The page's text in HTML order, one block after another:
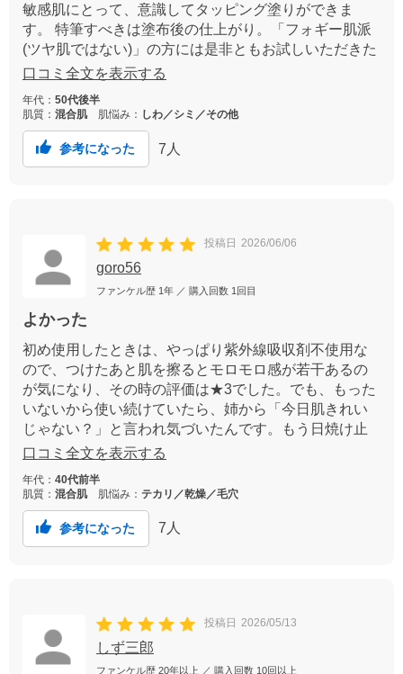
敏感肌にとって、意識してタッピング塗りができま
す。 特筆すべきは塗布後の仕上がり。「フォギー肌派
(ツヤ肌ではない)」の方には是非ともお試しいただきた
い。 薄幕のヴェールをかけたフォギー肌が期待できま
口コミ全文を表示する
年代： 50代後半
肌質： 混合肌 肌悩み： しわ／シミ／その他
参考になった 7 人
投稿日 2026/06/06
goro56
ファンケル歴 1年 ／ 購入回数 1回目
よかった
初め使用したときは、やっぱり紫外線吸収剤不使用な
ので、つけたあと肌を擦るとモロモロ感が若干あるの
が気になり、その時の評価は★3でした。でも、もった
いないから使い続けていたら、姉から「今日肌きれい
じゃない？」と言われ気づいたんです。もう日焼け止
め以上に価値ある手放せない1本です。
口コミ全文を表示する
年代： 40代前半
肌質： 混合肌 肌悩み： テカリ／乾燥／毛穴
参考になった 7人
投稿日 2026/05/13
しず三郎
ファンケル歴 20年以上 ／ 購入回数 10回以上